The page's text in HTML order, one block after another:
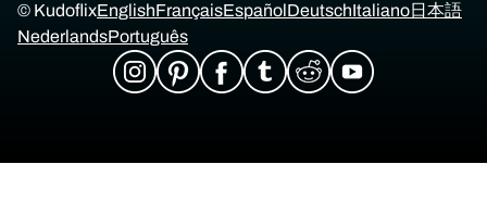
© KudoflixEnglishFrançaisEspañolDeutschItaliano日本語
NederlandsPortuguês